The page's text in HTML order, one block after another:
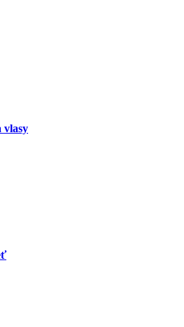
vlasy